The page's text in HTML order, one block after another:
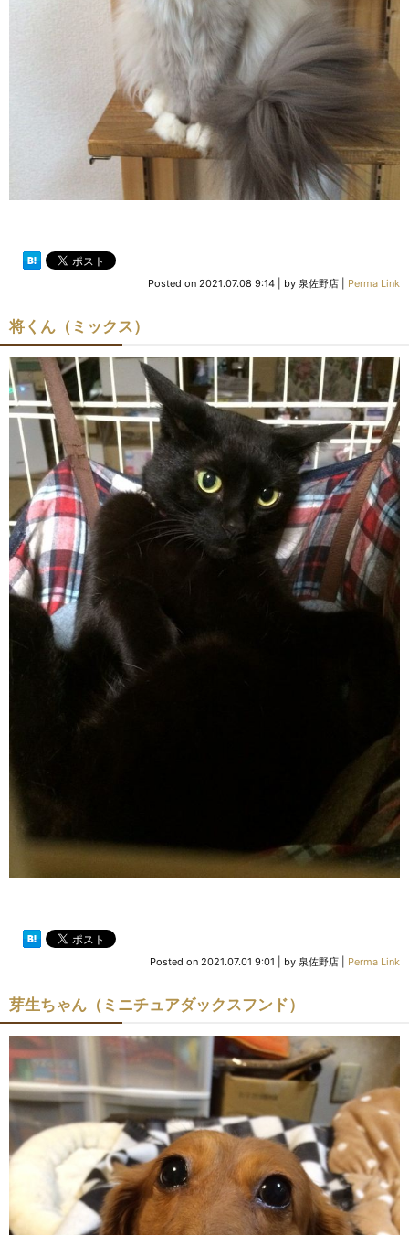
Posted on 2021.07.08 9:14 by 泉佐野店 Perma Link
将くん（ミックス）
Posted on 2021.07.01 9:01 by 泉佐野店 Perma Link
芽生ちゃん（ミニチュアダックスフンド）